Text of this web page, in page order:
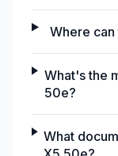
Where
What's the
50e?
What